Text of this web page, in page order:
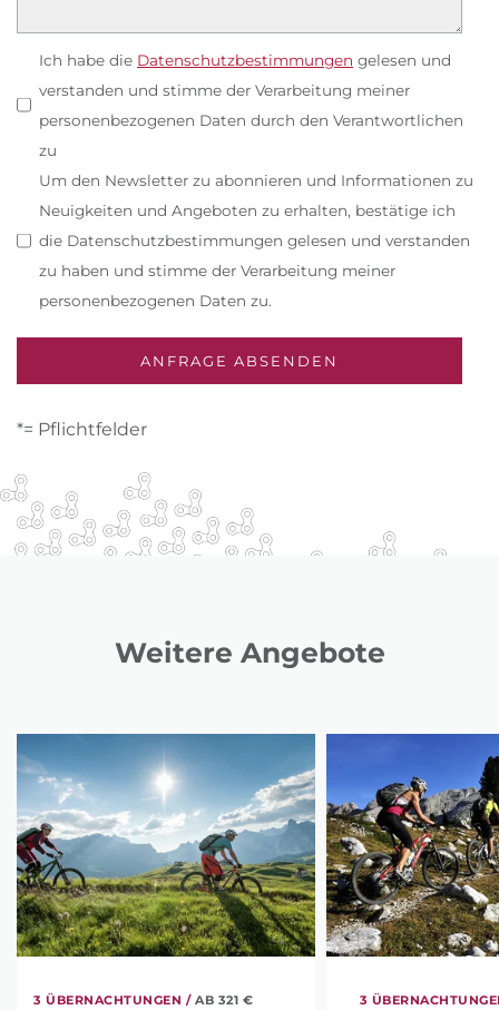
Ich habe die Datenschutzbestimmungen gelesen und
verstanden und stimme der Verarbeitung meiner
personenbezogenen Daten durch den Verantwortlichen
zu
Um den Newsletter zu abonnieren und Informationen zu
Neuigkeiten und Angeboten zu erhalten, bestätige ich
die Datenschutzbestimmungen gelesen und verstanden
zu haben und stimme der Verarbeitung meiner
personenbezogenen Daten zu.
*= Pflichtfelder
Weitere Angebote
3 ÜBERNACHTUNGEN / AB 321 € 3